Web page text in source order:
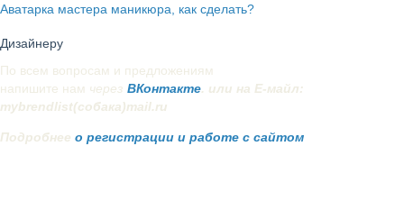
Аватарка мастера маникюра, как сделать?
Дизайнеру
По всем вопросам и предложениям
напишите нам через ВКонтакте. или на Е-майл:
mybrendlist(собака)mail.ru
Подробнее о регистрации и работе с сайтом